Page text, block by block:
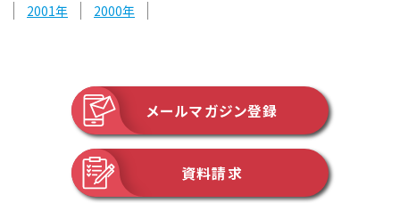
2001
2000
メールマガジン登録
資料請求